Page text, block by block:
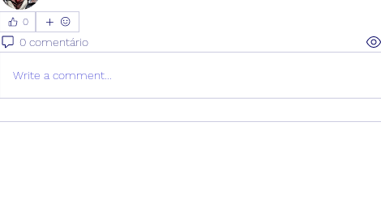
0
0 comentário
Write a comment...